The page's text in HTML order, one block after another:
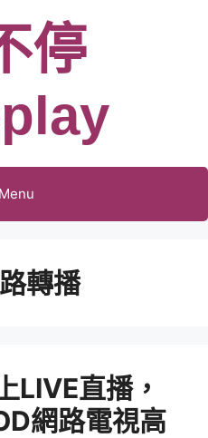
停
Menu
轉播
LIVE直播，
網路電視高